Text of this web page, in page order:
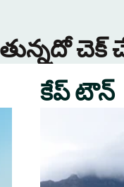
కేప్ టౌన్